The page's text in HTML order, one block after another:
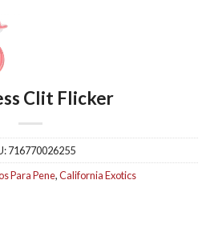
Clit Flicker
716770026255
Para Pene,California Exotics